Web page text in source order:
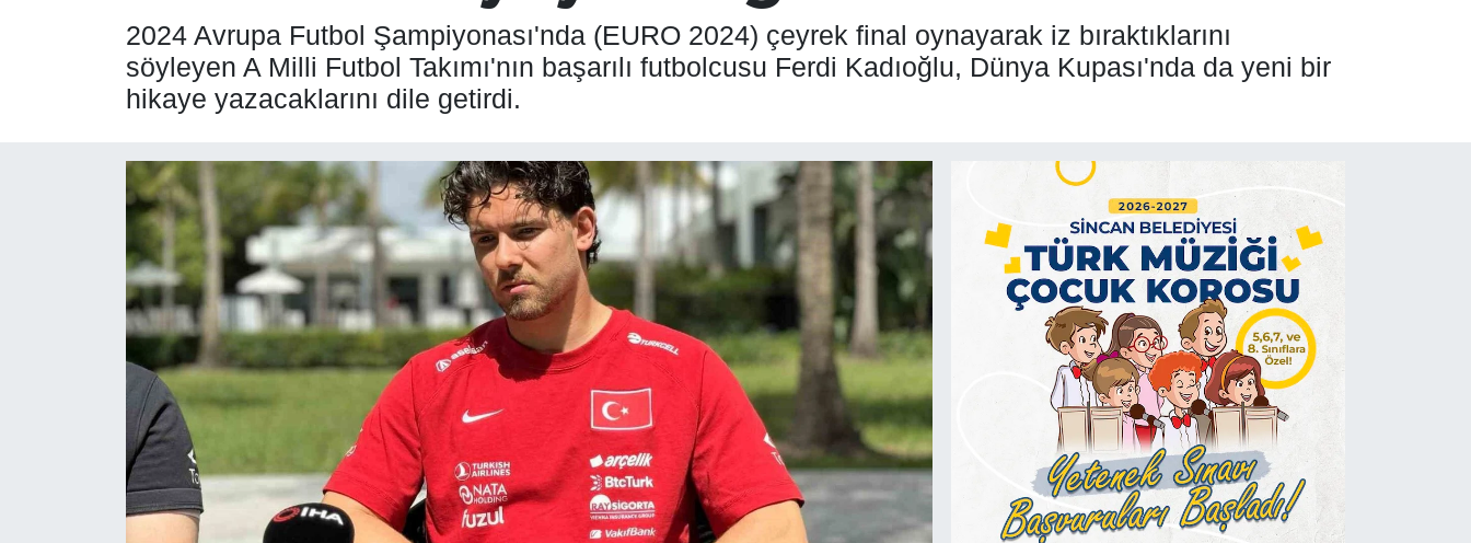
2024 Avrupa Futbol Şampiyonası'nda (EURO 2024) çeyrek final oynayarak iz bıraktıklarını
söyleyen A Milli Futbol Takımı'nın başarılı futbolcusu Ferdi Kadıoğlu, Dünya Kupası'nda da yeni bir
hikaye yazacaklarını dile getirdi.
BİLİM - TEKNOLOJİ
KÜLTÜR SANAT
MAGAZİN